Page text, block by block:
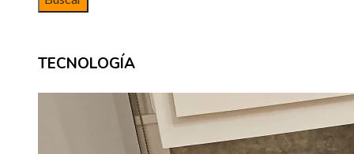
TECNOLOGÍA